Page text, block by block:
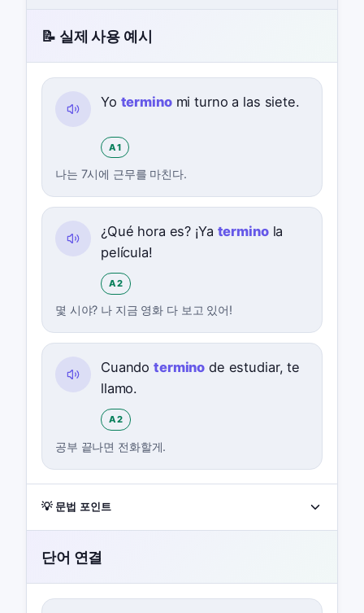
📝 실제 사용 예시
Yo terminomi turno a las siete.
A1
나는 7시에 근무를 마친다.
¿Qué hora es? ¡Ya terminola
película!
A2
몇 시야? 나 지금 영화 다 보고 있어!
Cuandotermino de estudiar, te
llamo.
A2
공부 끝나면 전화할게.
💡 문법 포인트
단어 연결